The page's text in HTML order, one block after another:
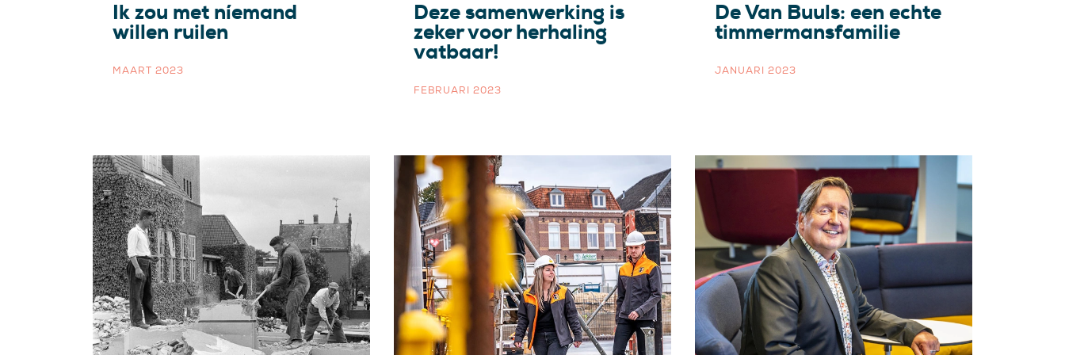
Ik zou met níemand
willen ruilen
MAART 2023
Deze samenwerking is
zeker voor herhaling
vatbaar!
FEBRUARI 2023
De Van Buuls: een echte
timmermansfamilie
JANUARI 2023